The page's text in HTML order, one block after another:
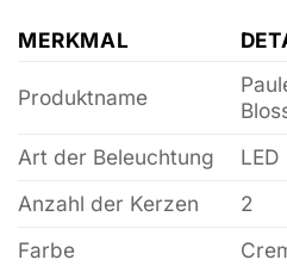
MERKMAL
Produktname
Art der Beleuchtung
LED
Anzahl der Kerzen
2
Farbe